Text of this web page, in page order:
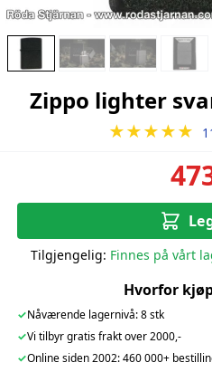
Zippo lighter
★★★★★
Tilgjengelig: Finnes på vårt
Hvorfor
✓Nåværende lagernivå: 8 stk
✓Vi tilbyr gratis frakt over 2000,-
✓Online siden 2002: 460 000+